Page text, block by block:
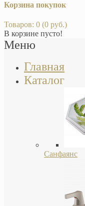
Корзина покупок
Товаров: 0 (0 руб.)
В корзине пусто!
Меню
Главная
Каталог
Санфаянс